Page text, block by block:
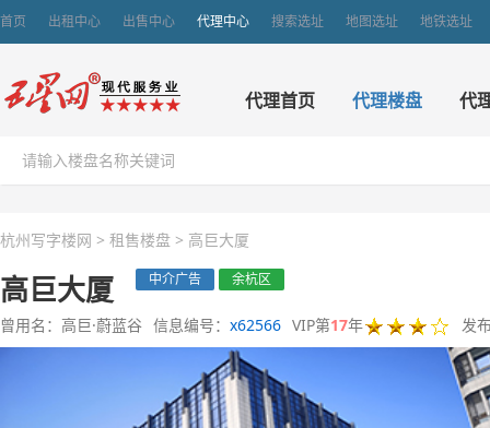
首页 出租中心 出售中心 代理中心 搜索选址 地图选址 地铁选址
代理首页 代理楼盘 代
杭州写字楼网 > 租售楼盘 > 高巨大厦
高巨大厦 中介广告 余杭区
曾用名：高巨·蔚蓝谷 信息编号： x62566 VIP第17年 发